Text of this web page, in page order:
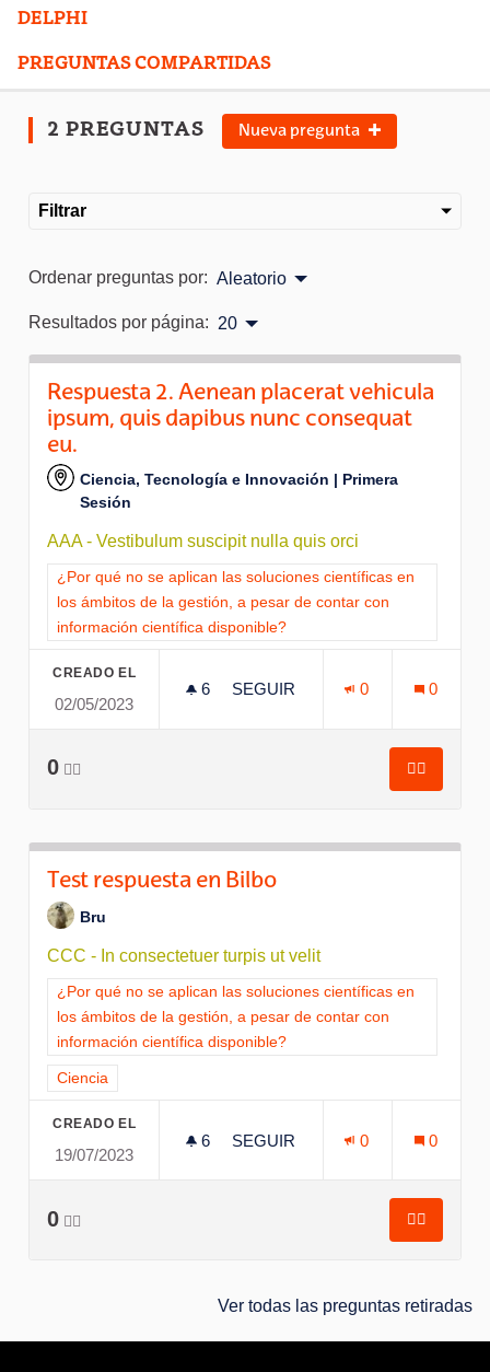
DELPHI
PREGUNTAS COMPARTIDAS
2 PREGUNTAS Nueva pregunta
Filtrar
Ordenar preguntas por: Aleatorio
Resultados por página: 20
Respuesta 2. Aenean placerat vehicula
ipsum, quis dapibus nunc consequat
eu.
Ciencia, Tecnología e Innovación | Primera
Sesión
AAA - Vestibulum suscipit nulla quis orci
Resultados al filtrar por la categoría: ¿Por qué no se aplican
¿Por qué no se aplican las soluciones científicas en
los ámbitos de la gestión, a pesar de contar con
información científica disponible?
CREADO EL
02/05/2023
6 6 SEGUIDORAS
SEGUIR
0 0
0 👍🏽
👍🏽
Test respuesta en Bilbo
Bru
CCC - In consectetuer turpis ut velit
Resultados al filtrar por la categoría: ¿Por qué no se aplican
¿Por qué no se aplican las soluciones científicas en
los ámbitos de la gestión, a pesar de contar con
información científica disponible?
Resultados al filtrar por el tema: Ciencia
Ciencia
CREADO EL
19/07/2023
6 6 SEGUIDORAS
SEGUIR
0 0
0 👍🏽
👍🏽
Test
Ver todas las preguntas retiradas